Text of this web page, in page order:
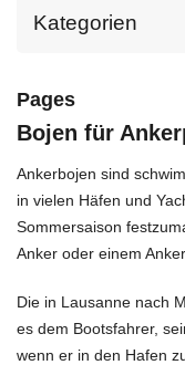
Kategorien
Pages
Bojen für
Ankerbojen sind
in vielen Häfen und
Sommersaison
Anker oder einem
Die in Lausanne nach
es dem Bootsfahrer,
wenn er in den Hafen